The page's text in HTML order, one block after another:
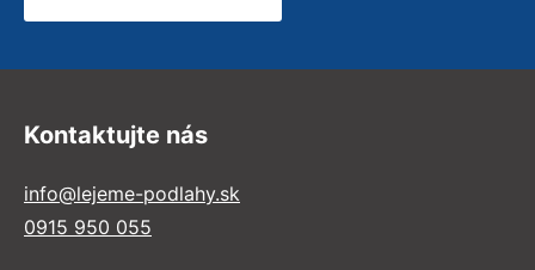
Kontaktujte nás
info@lejeme-podlahy.sk
0915 950 055